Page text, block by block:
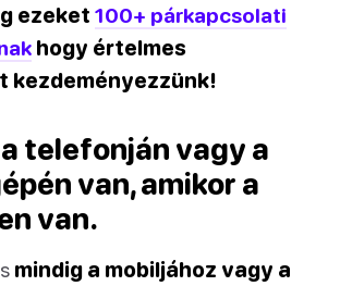
ezeket 100+ párkapcsolati
hogy értelmes
kezdeményezzünk!
telefonján vagy a
van, amikor a
van.
mindig a mobiljához vagy a